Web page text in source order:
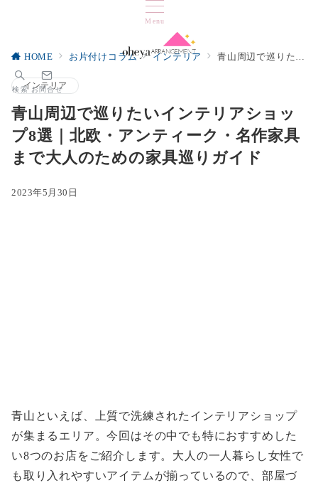
Menu
検索 お問合せ
HOME お片付けコラム インテリア 青山周辺で巡りたいインテリアショップ8選｜北欧・アンティーク・名作家具まで大人のための家具巡りガイド
インテリア
青山周辺で巡りたいインテリアショッ
プ8選｜北欧・アンティーク・名作家具
まで大人のための家具巡りガイド
2023年5月30日
青山といえば、上質で洗練されたインテリアショップ
が集まるエリア。今回はその中でも特におすすめした
い8つのお店をご紹介します。大人の一人暮らし女性で
も取り入れやすいアイテムが揃っているので、部屋づ